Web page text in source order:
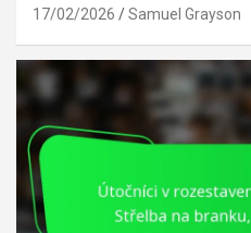
17/02/2026 Samuel Grayson